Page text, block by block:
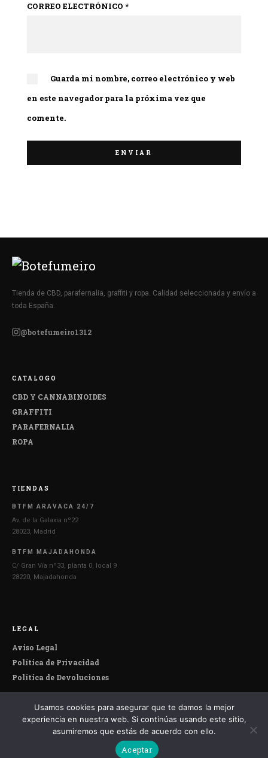
CORREO ELECTRÓNICO *
Guarda mi nombre, correo electrónico y web
en este navegador para la próxima vez que
comente.
Tienda de CBD, parafernalia, graffiti y ropa. Calidad seleccionada y envío a
toda España.
@botefumeiro1312
CATALOGO
CBD Y CANNABINOIDES
GRAFFITI
PARAFERNALIA
ROPA
TIENDAS
BTFM ARAVACA 24/7
Av. de la Galaxia nº22
28023, Madrid
BTFM MAJADAHONDA
C/ Gran Vía nº33, planta 0, local 9
28220, Majadahonda
LEGAL
Aviso Legal
Política de Privacidad
Política de Devoluciones
© 2026 Botefumeiro. Todos los derechos reservados.
Usamos cookies para asegurar que te damos la mejor
experiencia en nuestra web. Si continúas usando este sitio,
asumiremos que estás de acuerdo con ello.
Aceptar